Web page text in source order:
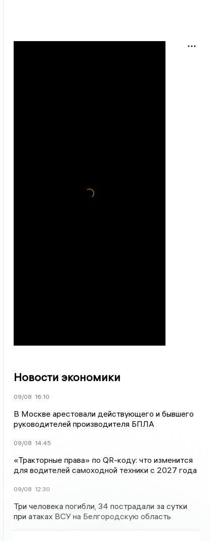
Новости экономики
09/08 16:10
В Москве арестовали действующего и бывшего
руководителей производителя БПЛА
09/08 14:45
«Тракторные права» по QR-коду: что изменится
для водителей самоходной техники с 2027 года
09/08 12:30
Три человека погибли, 34 пострадали за сутки
при атаках ВСУ на Белгородскую область